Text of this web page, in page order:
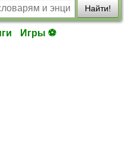
Найти!
Игры ⚽